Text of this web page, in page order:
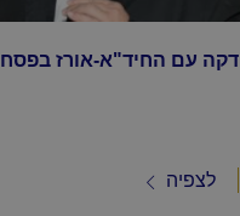
דקה עם החיד"א-אורז בפסח
לצפיה